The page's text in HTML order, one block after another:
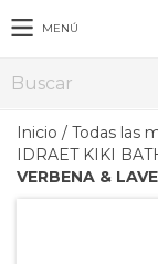
MENÚ
Inicio / Todas las
IDRAET KIKI
VERBENA &